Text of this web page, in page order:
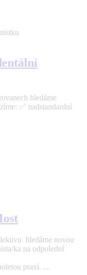
hledáme
✅ nadstandardní
hledáme novou
ka na odpolední
praxí. ...